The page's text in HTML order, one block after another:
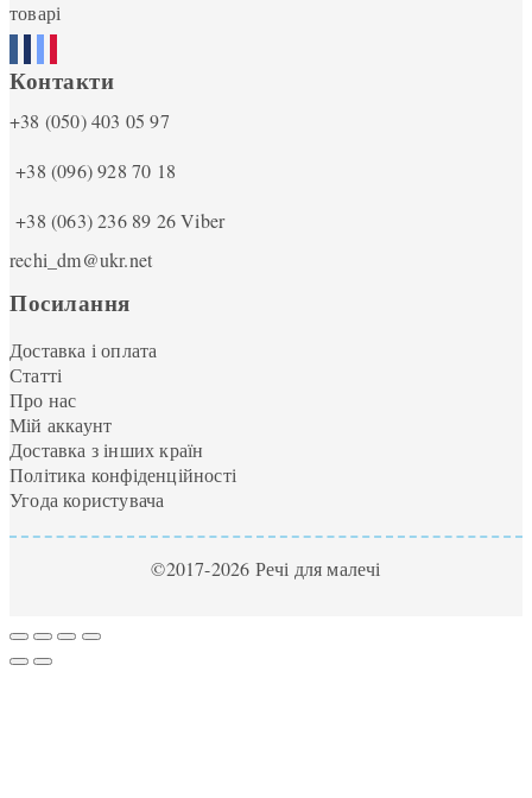
товарі
Контакти
+38 (050) 403 05 97
+38 (096) 928 70 18
+38 (063) 236 89 26Viber
rechi_dm@ukr.net
Посилання
Доставка і оплата
Статті
Про нас
Мій аккаунт
Доставка з інших країн
Політика конфіденційності
Угода користувача
©2017-2026 Речі для малечі